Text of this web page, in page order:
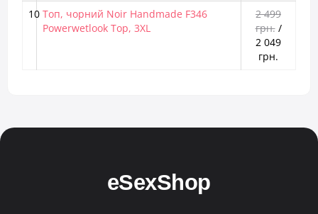
10 Топ, чорний Noir Handmade F346
Powerwetlook Top, 3XL
2 499
грн./
2 049
грн.